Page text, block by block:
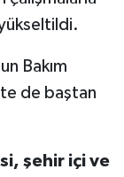
Bakım
de baştan
şehir içi ve